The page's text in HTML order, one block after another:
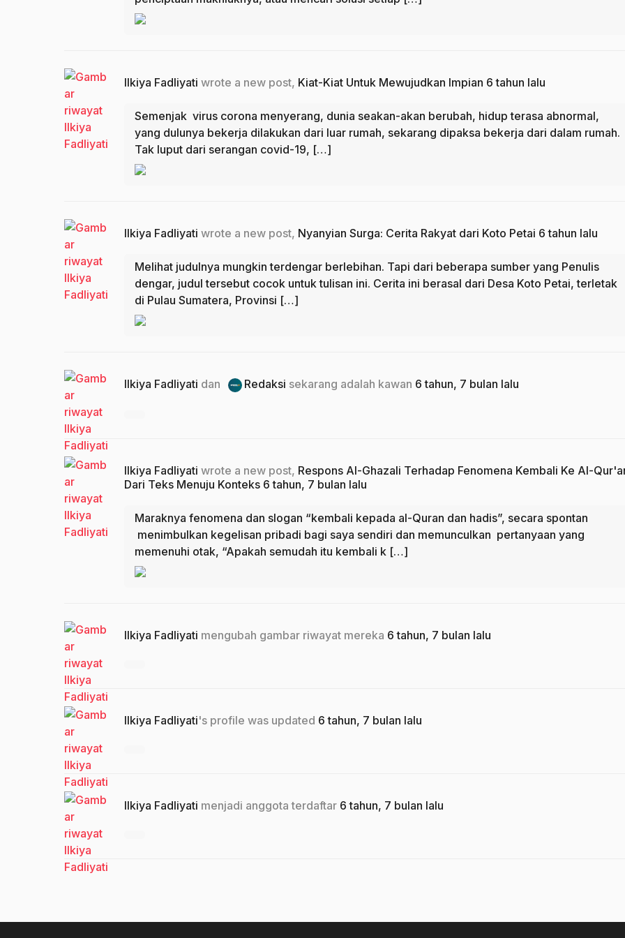
Ilkiya Fadliyati wrote a new post, Kiat-Kiat Untuk Mewujudkan Impian 6 tahun lalu
Semenjak virus corona menyerang, dunia seakan-akan berubah, hidup terasa abnormal,
yang dulunya bekerja dilakukan dari luar rumah, sekarang dipaksa bekerja dari dalam rumah.
Tak luput dari serangan covid-19, […]
Ilkiya Fadliyati wrote a new post, Nyanyian Surga: Cerita Rakyat dari Koto Petai 6 tahun lalu
Melihat judulnya mungkin terdengar berlebihan. Tapi dari beberapa sumber yang Penulis
dengar, judul tersebut cocok untuk tulisan ini. Cerita ini berasal dari Desa Koto Petai, terletak
di Pulau Sumatera, Provinsi […]
Ilkiya Fadliyati dan Redaksi sekarang adalah kawan 6 tahun, 7 bulan lalu
Ilkiya Fadliyati wrote a new post, Respons Al-Ghazali Terhadap Fenomena Kembali Ke Al-
Dari Teks Menuju Konteks 6 tahun, 7 bulan lalu
Maraknya fenomena dan slogan “kembali kepada al-Quran dan hadis”, secara spontan
menimbulkan kegelisan pribadi bagi saya sendiri dan memunculkan pertanyaan yang
memenuhi otak, “Apakah semudah itu kembali k […]
Ilkiya Fadliyati mengubah gambar riwayat mereka 6 tahun, 7 bulan lalu
Ilkiya Fadliyati's profile was updated 6 tahun, 7 bulan lalu
Ilkiya Fadliyati menjadi anggota terdaftar 6 tahun, 7 bulan lalu